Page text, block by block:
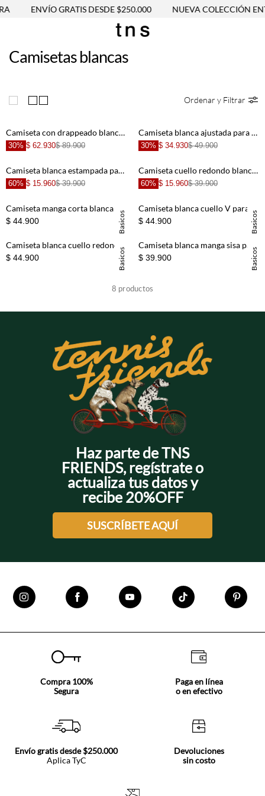
ENVÍO GRATIS DESDE $250.000 NUEVA COLECCIÓN
Camisetas blancas
Ordenar y Filtrar
+
Camiseta con drappeado blanca con textura acanalada para mujer
30% $ 62.930$ 89.900
Camiseta blanca ajustada para mujer
30% $ 34.930$ 49.900
Camiseta blanca estampada para niña
60% $ 15.960$ 39.900
Camiseta cuello redondo blanca para hombre
60% $ 15.960$ 39.900
Basicos
+
Camiseta manga corta blanca para mujer
$ 44.900 Basicos
Camiseta blanca cuello V para mujer
$ 44.900
Basicos
+
Camiseta blanca cuello redondo para mujer
$ 44.900 Basicos
Camiseta blanca manga sisa para mujer
$ 39.900
8 productos
Haz parte de TNS
FRIENDS, regístrate o
actualiza tus datos y
recibe 20%OFF
SUSCRÍBETE AQUÍ
Compra 100%
Segura
Paga en línea
o en efectivo
Envío gratis desde $250.000
Aplica TyC
Devoluciones
sin costo